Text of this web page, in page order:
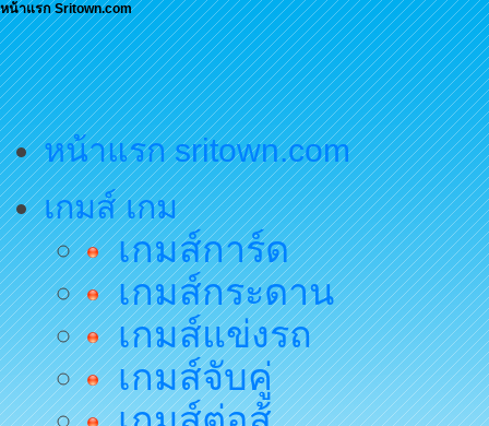
หน้าแรก Sritown.com
หน้าแรก sritown.com
เกมส์ เกม
เกมส์การ์ด
เกมส์กระดาน
เกมส์แข่งรถ
เกมส์จับคู่